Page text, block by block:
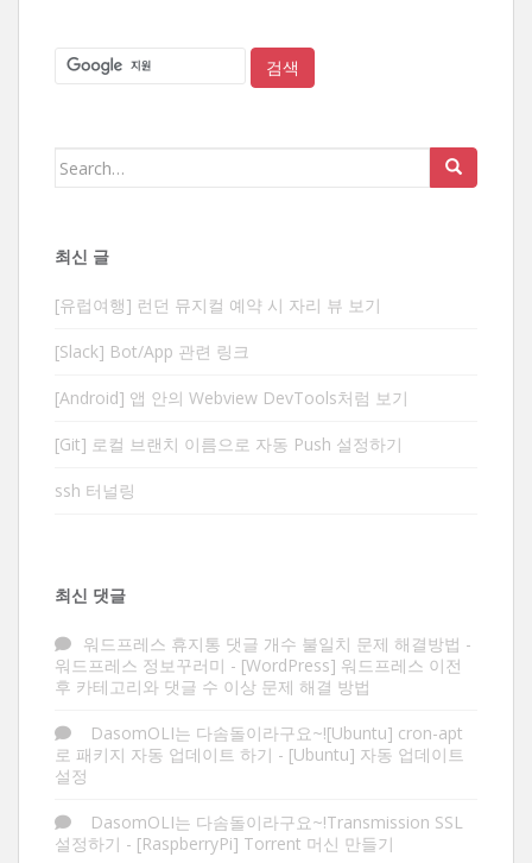
Search
최신 글
[유럽여행] 런던 뮤지컬 예약 시 자리 뷰 보기
[Slack] Bot/App 관련 링크
[Android] 앱 안의 Webview DevTools처럼 보기
[Git] 로컬 브랜치 이름으로 자동 Push 설정하기
ssh 터널링
최신 댓글
워드프레스 휴지통 댓글 개수 불일치 문제 해결방법 -
워드프레스 정보꾸러미 - [WordPress] 워드프레스 이전
후 카테고리와 댓글 수 이상 문제 해결 방법
DasomOLI는 다솜돌이라구요~![Ubuntu] cron-apt
로 패키지 자동 업데이트 하기 - [Ubuntu] 자동 업데이트
설정
DasomOLI는 다솜돌이라구요~!Transmission SSL
설정하기 - [RaspberryPi] Torrent 머신 만들기